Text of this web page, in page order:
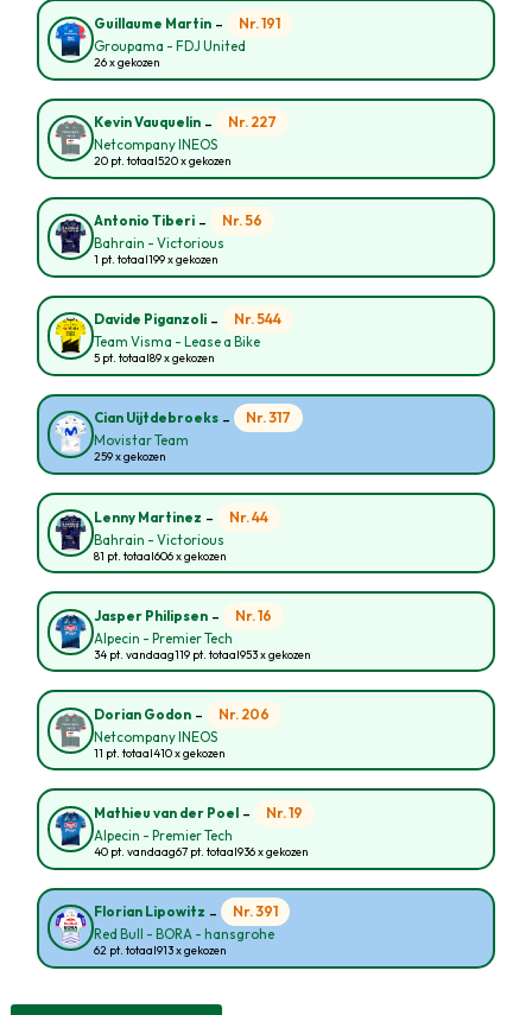
Guillaume Martin - Nr. 191
Groupama - FDJ United
26 x gekozen
Kevin Vauquelin - Nr. 227
Netcompany INEOS
20 pt. totaal520 x gekozen
Antonio Tiberi - Nr. 56
Bahrain - Victorious
1 pt. totaal199 x gekozen
Davide Piganzoli - Nr. 544
Team Visma - Lease a Bike
5 pt. totaal89 x gekozen
Cian Uijtdebroeks - Nr. 317
Movistar Team
259 x gekozen
Lenny Martinez - Nr. 44
Bahrain - Victorious
81 pt. totaal606 x gekozen
Jasper Philipsen - Nr. 16
Alpecin - Premier Tech
34 pt. vandaag119 pt. totaal953 x gekozen
Dorian Godon - Nr. 206
Netcompany INEOS
11 pt. totaal410 x gekozen
Mathieu van der Poel - Nr. 19
Alpecin - Premier Tech
40 pt. vandaag67 pt. totaal936 x gekozen
Florian Lipowitz - Nr. 391
Red Bull - BORA - hansgrohe
62 pt. totaal913 x gekozen